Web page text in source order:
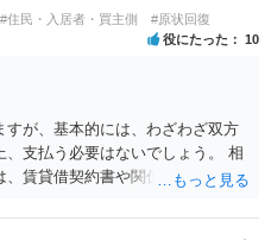
#住民・入居者・買主側 #原状回復
役にたった 10
が、基本的には、わざわざ双方
支払う必要はないでしょう。 相
賃貸借契約書や関係資料を個別